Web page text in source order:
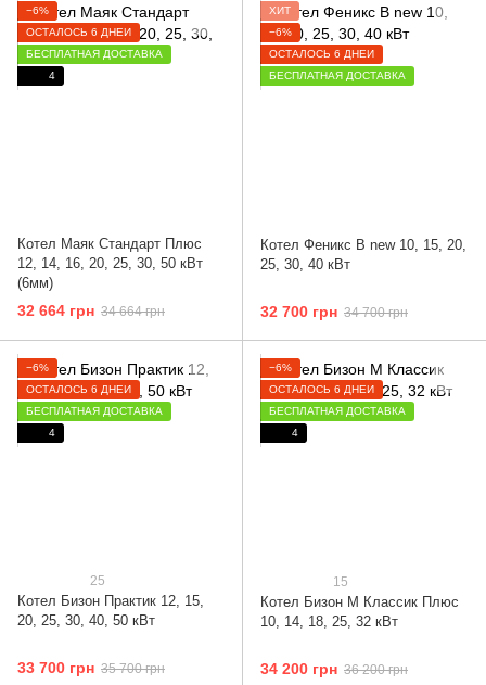
−6%
ОСТАЛОСЬ 6 ДНЕЙ
БЕСПЛАТНАЯ ДОСТАВКА
4
Котел Маяк Стандарт Плюс
12, 14, 16, 20, 25, 30, 50 кВт
(6мм)
32 664 грн 34 664 грн
ХИТ
−6%
ОСТАЛОСЬ 6 ДНЕЙ
БЕСПЛАТНАЯ ДОСТАВКА
Котел Феникс B new 10, 15, 20,
25, 30, 40 кВт
32 700 грн 34 700 грн
−6%
ОСТАЛОСЬ 6 ДНЕЙ
БЕСПЛАТНАЯ ДОСТАВКА
4
25
Котел Бизон Практик 12, 15,
20, 25, 30, 40, 50 кВт
33 700 грн 35 700 грн
−6%
ОСТАЛОСЬ 6 ДНЕЙ
БЕСПЛАТНАЯ ДОСТАВКА
4
15
Котел Бизон М Классик Плюс
10, 14, 18, 25, 32 кВт
34 200 грн 36 200 грн